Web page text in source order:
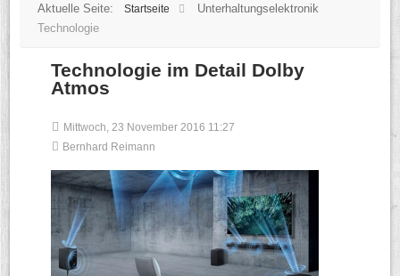
Aktuelle Seite: Startseite
Unterhaltungselektronik
Technologie
Technologie im Detail Dolby
Atmos
Mittwoch, 23 November 2016 11:27
Bernhard Reimann